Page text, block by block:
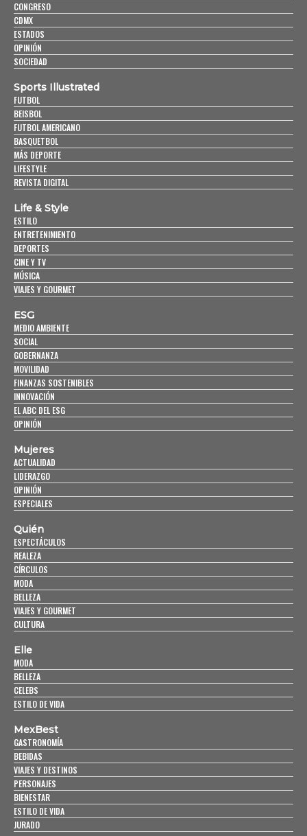
CONGRESO
CDMX
ESTADOS
OPINIÓN
SOCIEDAD
Sports Illustrated
FUTBOL
BEISBOL
FUTBOL AMERICANO
BASQUETBOL
MÁS DEPORTE
LIFESTYLE
REVISTA DIGITAL
Life & Style
ESTILO
ENTRETENIMIENTO
DEPORTES
CINE Y TV
MÚSICA
VIAJES Y GOURMET
ESG
MEDIO AMBIENTE
SOCIAL
GOBERNANZA
MOVILIDAD
FINANZAS SOSTENIBLES
INNOVACIÓN
EL ABC DEL ESG
OPINIÓN
Mujeres
ACTUALIDAD
LIDERAZGO
OPINIÓN
ESPECIALES
Quién
ESPECTÁCULOS
REALEZA
CÍRCULOS
MODA
BELLEZA
VIAJES Y GOURMET
CULTURA
Elle
MODA
BELLEZA
CELEBS
ESTILO DE VIDA
MexBest
GASTRONOMÍA
BEBIDAS
VIAJES Y DESTINOS
PERSONAJES
BIENESTAR
ESTILO DE VIDA
JURADO